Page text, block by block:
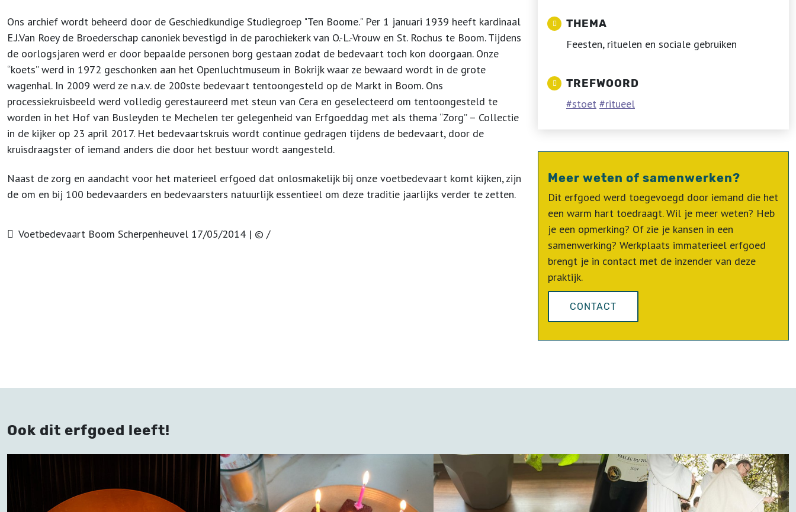
Ons archief wordt beheerd door de Geschiedkundige Studiegroep "Ten Boome." Per 1 januari 1939 heeft kardinaal
E.J.Van Roey de Broederschap canoniek bevestigd in de parochiekerk van O.-L.-Vrouw en St. Rochus te Boom. Tijdens
de oorlogsjaren werd er door bepaalde personen borg gestaan zodat de bedevaart toch kon doorgaan. Onze
“koets” werd in 1972 geschonken aan het Openluchtmuseum in Bokrijk waar ze bewaard wordt in de grote
wagenhal. In 2009 werd ze n.a.v. de 200ste bedevaart tentoongesteld op de Markt in Boom. Ons
processiekruisbeeld werd volledig gerestaureerd met steun van Cera en geselecteerd om tentoongesteld te
worden in het Hof van Busleyden te Mechelen ter gelegenheid van Erfgoeddag met als thema “Zorg” – Collectie
in de kijker op 23 april 2017. Het bedevaartskruis wordt continue gedragen tijdens de bedevaart, door de
kruisdraagster of iemand anders die door het bestuur wordt aangesteld.
Naast de zorg en aandacht voor het materieel erfgoed dat onlosmakelijk bij onze voetbedevaart komt kijken, zijn
de om en bij 100 bedevaarders en bedevaarsters natuurlijk essentieel om deze traditie jaarlijks verder te zetten.
Voetbedevaart Boom Scherpenheuvel 17/05/2014 | © /
THEMA
Feesten, rituelen en sociale gebruiken
TREFWOORD
stoet ritueel
Meer weten of samenwerken?
Dit erfgoed werd toegevoegd door iemand die het
een warm hart toedraagt. Wil je meer weten? Heb
je een opmerking? Of zie je kansen in een
samenwerking? Werkplaats immaterieel erfgoed
brengt je in contact met de inzender van deze
praktijk.
CONTACT
Ook dit erfgoed leeft!